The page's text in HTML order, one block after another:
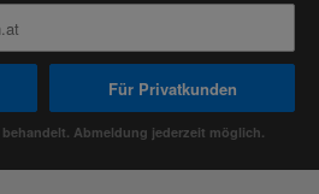
Für Privatkunden
Abmeldung jederzeit möglich.